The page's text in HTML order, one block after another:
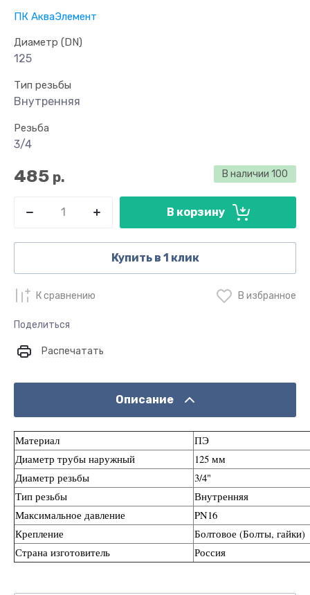
ПК АкваЭлемент
Диаметр (DN)
125
Тип резьбы
Внутренняя
Резьба
3/4
В наличии 100
485 р.
В корзину
Купить в 1 клик
К сравнению В избранное
Поделиться
Распечатать
Описание
Материал
ПЭ
Диаметр трубы наружный
125 мм
Диаметр резьбы
3/4"
Тип резьбы
Внутренняя
Максимальное давление
PN16
Крепление
Болтовое (Болты, гайки)
Страна изготовитель
Россия